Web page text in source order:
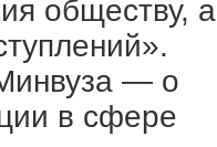
обществу, а
— о
в сфере